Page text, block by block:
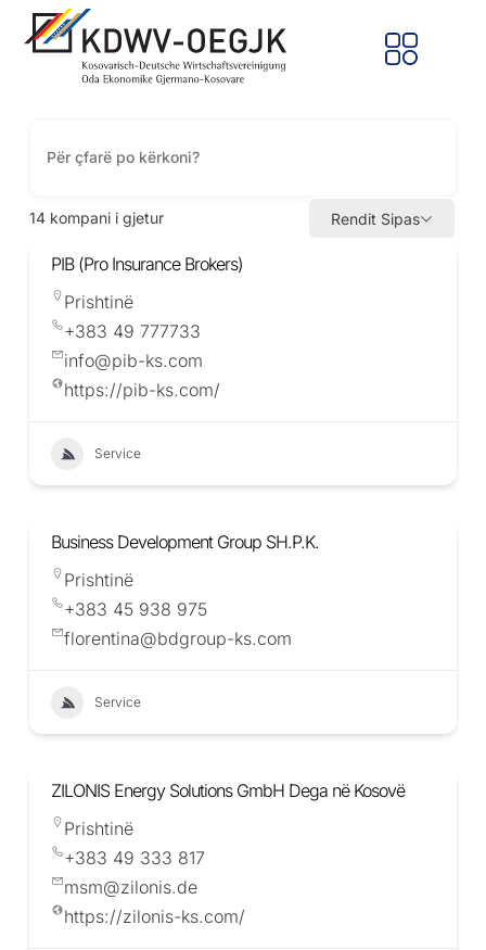
14 kompani i gjetur Rendit Sipas
PIB (Pro Insurance Brokers)
Prishtinë
+383 49 777733
info@pib-ks.com
https://pib-ks.com/
Service
Business Development Group SH.P.K.
Prishtinë
+383 45 938 975
florentina@bdgroup-ks.com
Service
ZILONIS Energy Solutions GmbH Dega në Kosovë
Prishtinë
+383 49 333 817
msm@zilonis.de
https://zilonis-ks.com/